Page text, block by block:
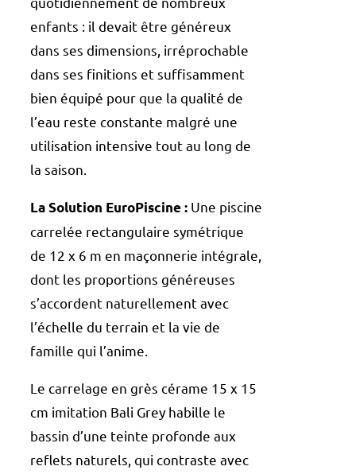
enfants : il devait être généreux
dans ses dimensions, irréprochable
dans ses finitions et suffisamment
bien équipé pour que la qualité de
l’eau reste constante malgré une
utilisation intensive tout au long de
la saison.
La Solution EuroPiscine : Une piscine
carrelée rectangulaire symétrique
de 12 x 6 m en maçonnerie intégrale,
dont les proportions généreuses
s’accordent naturellement avec
l’échelle du terrain et la vie de
famille qui l’anime.
Le carrelage en grès cérame 15 x 15
cm imitation Bali Grey habille le
bassin d’une teinte profonde aux
reflets naturels, qui contraste avec